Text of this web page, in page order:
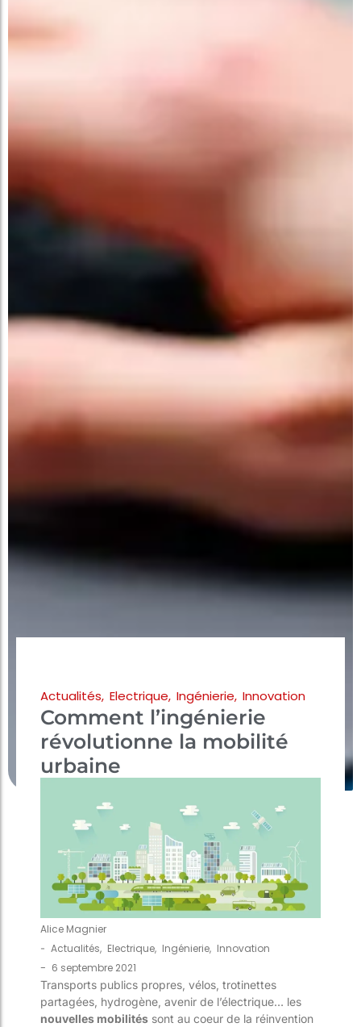
Actualités, Electrique, Ingénierie, Innovation
Comment l’ingénierie
révolutionne la mobilité
urbaine
Alice Magnier
- Actualités, Electrique, Ingénierie, Innovation
- 6 septembre 2021
Transports publics propres, vélos, trotinettes
partagées, hydrogène, avenir de l’électrique… les
nouvelles mobilités sont au coeur de la réinvention